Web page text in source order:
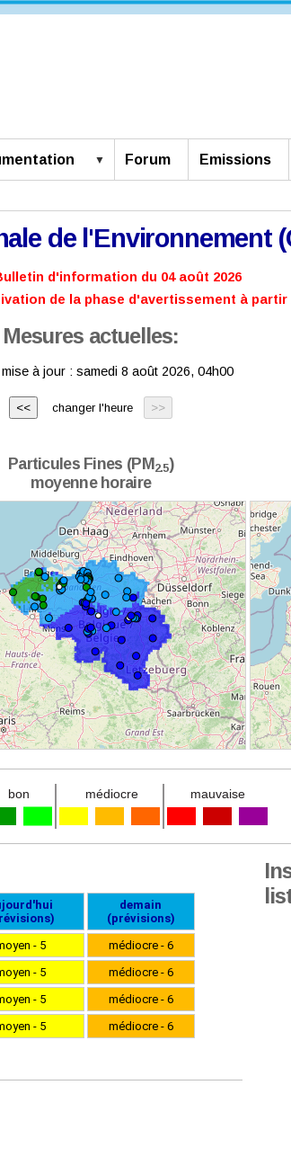
Forum Emissions
de l'Environnement
d'information du 04 août 2026
de la phase d'avertissement à partir
Mesures actuelles:
à jour : samedi 8 août 2026, 04h00
changer l'heure
Particules Fines (PM2.5)
moyenne horaire